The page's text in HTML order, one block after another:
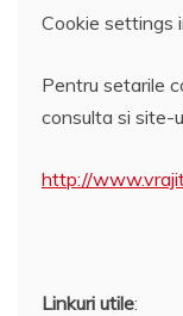
Cookie settings
Pentru setarile
consulta si site-
http://
Linkuri utile: